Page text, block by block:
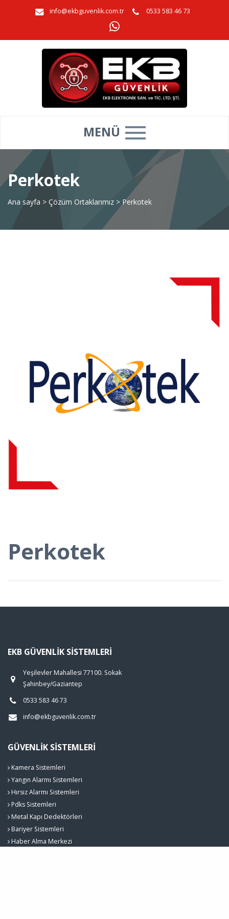
info@ekbguvenlik.com.tr 0533 583 46 73
MENÜ
Perkotek
Ana sayfa > Çözüm Ortaklarımız > Perkotek
Perkotek
EKB GÜVENLIK SISTEMLERI
Yeşilevler Mahallesi 77100. Sokak
Şahinbey/Gaziantep
0533 583 46 73
info@ekbguvenlik.com.tr
GÜVENLIK SISTEMLERI
Kamera Sistemleri
Yangın Alarmı Sistemleri
Hırsız Alarmı Sistemleri
Pdks Sistemleri
Metal Kapı Dedektörleri
Bariyer Sistemleri
Haber Alma Merkezi